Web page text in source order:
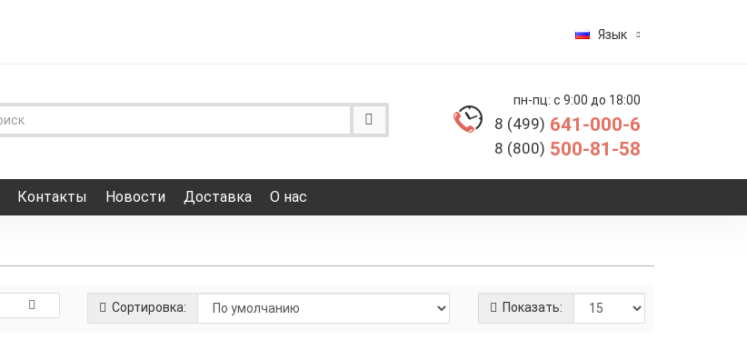
Язык
пн-пц: с 9:00 до 18:00
8 (499) 641-000-6
8 (800) 500-81-58
Контакты Новости Доставка О нас
Сортировка: Показать: